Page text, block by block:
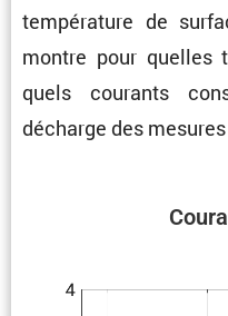
tempé­ra­ture de
montre pour quelles
quels courants
décharge des